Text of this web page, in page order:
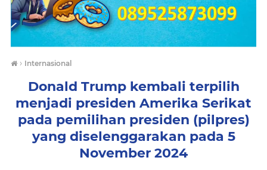
› Internasional
Donald Trump kembali terpilih
menjadi presiden Amerika Serikat
pada pemilihan presiden (pilpres)
yang diselenggarakan pada 5
November 2024